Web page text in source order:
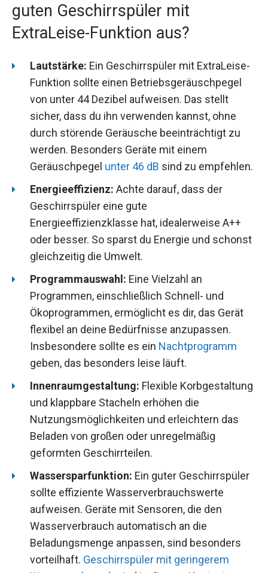
guten Geschirrspüler mit
ExtraLeise-Funktion aus?
Lautstärke: Ein Geschirrspüler mit ExtraLeise-
Funktion sollte einen Betriebsgeräuschpegel
von unter 44 Dezibel aufweisen. Das stellt
sicher, dass du ihn verwenden kannst, ohne
durch störende Geräusche beeinträchtigt zu
werden. Besonders Geräte mit einem
Geräuschpegel unter 46 dB sind zu empfehlen.
Energieeffizienz: Achte darauf, dass der
Geschirrspüler eine gute
Energieeffizienzklasse hat, idealerweise A++
oder besser. So sparst du Energie und schonst
gleichzeitig die Umwelt.
Programmauswahl: Eine Vielzahl an
Programmen, einschließlich Schnell- und
Ökoprogrammen, ermöglicht es dir, das Gerät
flexibel an deine Bedürfnisse anzupassen.
Insbesondere sollte es ein Nachtprogramm
geben, das besonders leise läuft.
Innenraumgestaltung: Flexible Korbgestaltung
und klappbare Stacheln erhöhen die
Nutzungsmöglichkeiten und erleichtern das
Beladen von großen oder unregelmäßig
geformten Geschirrteilen.
Wassersparfunktion: Ein guter Geschirrspüler
sollte effiziente Wasserverbrauchswerte
aufweisen. Geräte mit Sensoren, die den
Wasserverbrauch automatisch an die
Beladungsmenge anpassen, sind besonders
vorteilhaft. Geschirrspüler mit geringerem